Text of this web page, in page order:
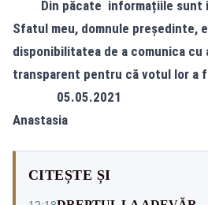
Din păcate informațiile sunt
Sfatul meu, domnule președinte,
disponibilitatea de a comunica cu
transparent pentru că votul lor a
05.05.2021
Anastasia
CITEȘTE ȘI